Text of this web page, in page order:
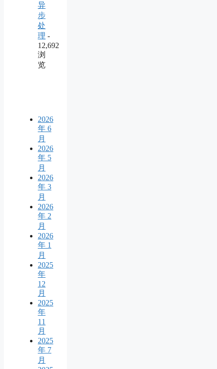
异
步
处
理 -
12,692
浏
览
2026
年 6
月
2026
年 5
月
2026
年 3
月
2026
年 2
月
2026
年 1
月
2025
年
12
月
2025
年
11
月
2025
年 7
月